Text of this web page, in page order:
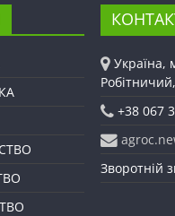
Україна,
+38 067
Зворотній